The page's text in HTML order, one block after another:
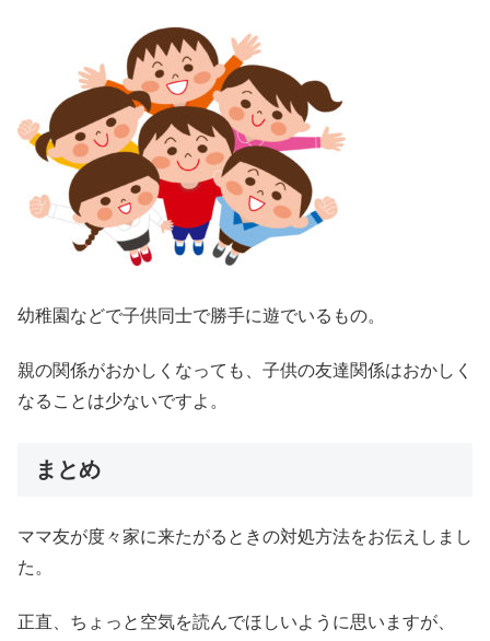
幼稚園などで子供同士で勝手に遊でいるもの。
親の関係がおかしくなっても、子供の友達関係はおかしく
なることは少ないですよ。
まとめ
ママ友が度々家に来たがるときの対処方法をお伝えしまし
た。
正直、ちょっと空気を読んでほしいように思いますが、